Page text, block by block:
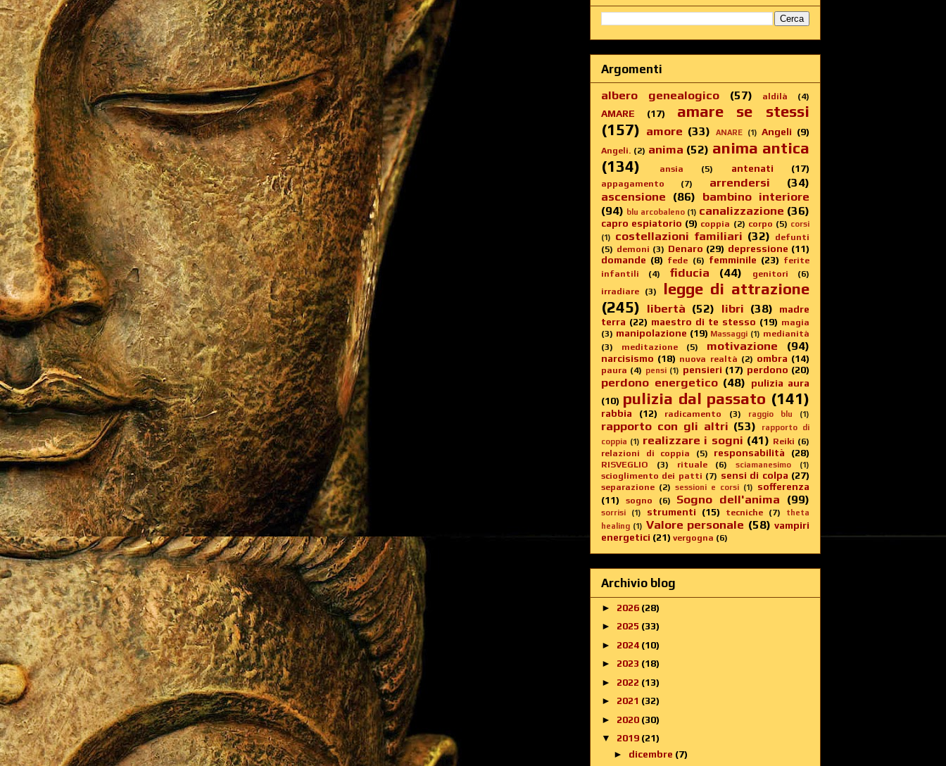
Argomenti
albero genealogico
(57) aldilà (4)
AMARE (17)
amare se stessi
(157) amore (33) ANARE (1) Angeli (9)
Angeli. (2) anima (52) anima antica
(134)
ansia (5) antenati (17)
appagamento (7) arrendersi
(34)
ascensione (86) bambino interiore
(94) blu arcobaleno (1) canalizzazione (36)
capro espiatorio (9) coppia (2) corpo (5) corsi
(1)
costellazioni familiari (32) defunti
(5) demoni (3) Denaro (29) depressione (11)
domande (8) fede (6) femminile (23) ferite
infantili
(4) fiducia (44) genitori
(6)
irradiare (3)
legge di attrazione
(245) libertà (52) libri (38)
madre
terra (22) maestro di te stesso (19) magia
(3) manipolazione (19) Massaggi (1) medianità
(3)
meditazione (5) motivazione (94)
narcisismo (18) nuova realtà (2) ombra (14)
paura (4) pensi (1) pensieri (17) perdono (20)
perdono energetico (48)
pulizia aura
(10) pulizia dal passato (141)
rabbia (12) radicamento (3) raggio blu (1)
rapporto con gli altri (53)
rapporto di
coppia (1) realizzare i sogni (41) Reiki (6)
relazioni di coppia
(5) responsabilità (28)
RISVEGLIO (3) rituale (6) sciamanesimo (1)
scioglimento dei patti (7) sensi di colpa (27)
separazione (2) sessioni e corsi (1)
sofferenza
(11)
sogno (6) Sogno dell'anima (99)
sorrisi (1) strumenti (15) tecniche (7)
theta
healing (1) Valore personale (58) vampiri
energetici (21) vergogna (6)
Archivio blog
► 2026 (28)
► 2025 (33)
► 2024 (10)
► 2023 (18)
► 2022 (13)
► 2021 (32)
► 2020 (30)
▼ 2019 (21)
► dicembre (7)